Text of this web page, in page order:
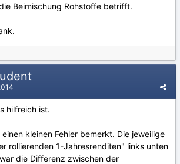
Beimischung Rohstoffe betrifft.
hilfreich ist.
kleinen Fehler bemerkt. Die jeweilige
rollierenden 1-Jahresrenditen" links unten
die Differenz zwischen der